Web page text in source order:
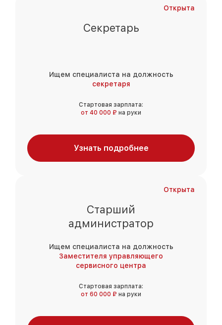
Открыта
Секретарь
Ищем специалиста на должность
секретаря
Стартовая зарплата:
от 40 000 ₽ на руки
Узнать подробнее
Открыта
Старший
администратор
Ищем специалиста на должность
Заместителя управляющего
сервисного центра
Стартовая зарплата:
от 60 000 ₽ на руки